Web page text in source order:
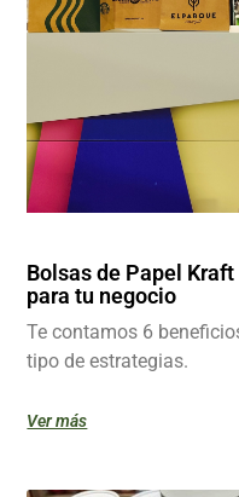
Bolsas de Papel
para tu negocio
Te contamos 6
tipo de estrategias.
Ver más